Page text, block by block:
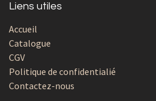
Liens utiles
Accueil
Catalogue
CGV
Politique de confidentialié
Contactez-nous